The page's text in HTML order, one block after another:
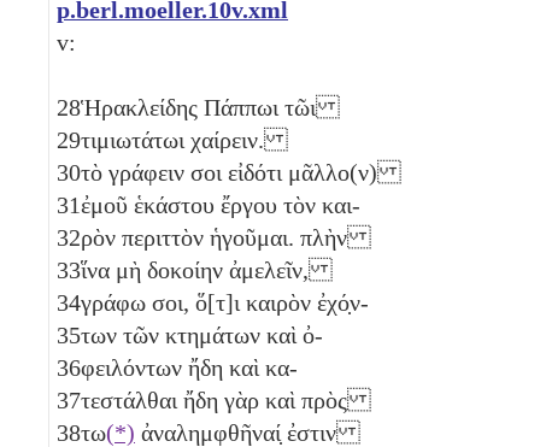
p.berl.moeller.10v.xml
v:
28Ἡρακλείδης Πάππωι τῶι
29τιμιωτάτωι χαίρειν.
30τὸ γράφειν σοι εἰδότι μᾶλλο(ν)
31ἐμοῦ ἑκάστου ἔργου τὸν και-
32ρὸν περιττὸν ἡγοῦμαι. πλὴν
33ἵνα μὴ δοκοίην ἀμελεῖν,
34γράφω σοι, ὅ[τ]ι καιρὸν ἐχό̣ν-
35των τῶν κτημάτων καὶ ὀ-
36φειλόντων ἤδη καὶ κα-
37τεστάλθαι ἤδη γὰρ καὶ πρὸς
38τω(*) ἀναλημφθῆναί̣ ἐστιν